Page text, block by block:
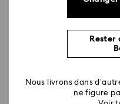
Rester
Nous livrons dans
ne figure